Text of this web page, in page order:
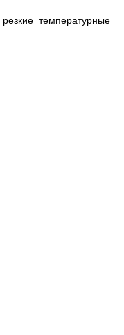
температурные